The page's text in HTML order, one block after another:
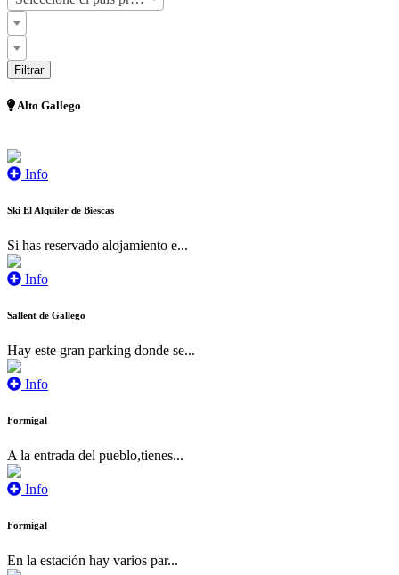
Alto Gallego
Info
Ski El Alquiler de Biescas
Si has reservado alojamiento e...
Info
Sallent de Gallego
Hay este gran parking donde se...
Info
Formigal
A la entrada del pueblo,tienes...
Info
Formigal
En la estación hay varios par...